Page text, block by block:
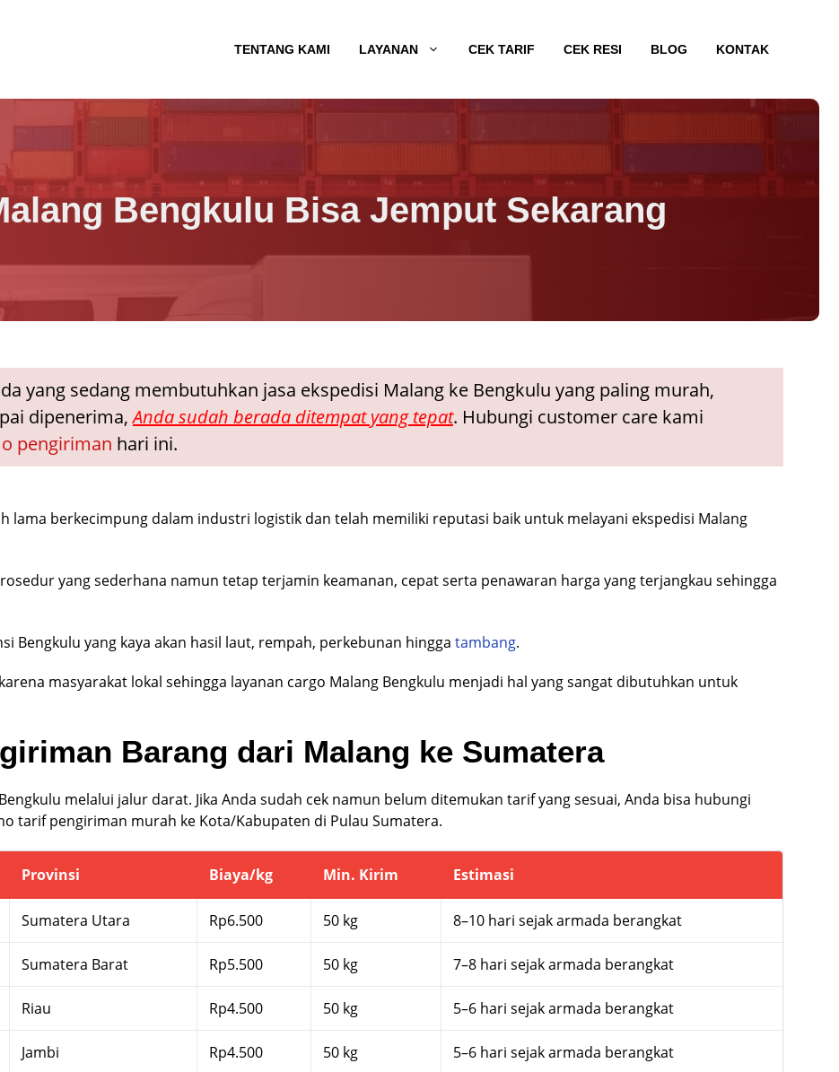
TENTANG KAMI LAYANAN CEK TARIF CEK RESI BLOG KONTAK
Bengkulu Bisa Jemput Sekarang
yang sedang membutuhkan jasa ekspedisi Malang ke Bengkulu yang paling murah,
dipenerima,Anda sudah berada ditempat yang tepat. Hubungi customer care kami
pengiriman hari ini.
lama berkecimpung dalam industri logistik dan telah memiliki reputasi baik untuk melayani ekspedisi Malang
yang sederhana namun tetap terjamin keamanan, cepat serta penawaran harga yang terjangkau sehingga
Bengkulu yang kaya akan hasil laut, rempah, perkebunan hingga tambang.
masyarakat lokal sehingga layanan cargo Malang Bengkulu menjadi hal yang sangat dibutuhkan untuk
Barang dari Malang ke Sumatera
melalui jalur darat. Jika Anda sudah cek namun belum ditemukan tarif yang sesuai, Anda bisa hubungi
tarif pengiriman murah ke Kota/Kabupaten di Pulau Sumatera.
Provinsi Biaya/kg Min. Kirim Estimasi
Sumatera Utara Rp6.500 50 kg 8–10 hari sejak armada berangkat
Sumatera Barat Rp5.500 50 kg 7–8 hari sejak armada berangkat
Riau Rp4.500 50 kg 5–6 hari sejak armada berangkat
Jambi Rp4.500 50 kg 5–6 hari sejak armada berangkat